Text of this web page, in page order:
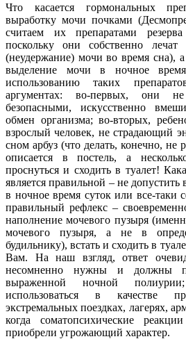
Что касается гормональных
выработку мочи почками
считаем их препаратами
поскольку они собственно
(неудержание) мочи во время сна),
выделение мочи в ночное
использованию таких
аргументах: во-первых, они
безопасными, искусственно
обмен организма; во-вторых,
взрослый человек, не страдающий
сном арбуз (что делать, конечно, не
описается в постель, а
проснуться и сходить в туалет!
является правильной – не
в ночное время суток или все-таки
правильный рефлекс –
наполнение мочевого пузыря
мочевого пузыря, а не в
будильнику), встать и сходить в
Вам. На наш взгляд, ответ
несомненно нужны и должны
выраженной ночной
использоваться в качестве
экстремальных поездках, лагерях,
когда соматопсихические
приобрели угрожающий характер.